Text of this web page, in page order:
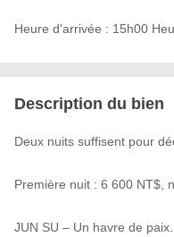
Heure d'arrivée : 15h00
Description du bien
Deux nuits suffisent pour
Première nuit : 6 600 NT$,
JUN SU – Un havre de paix.